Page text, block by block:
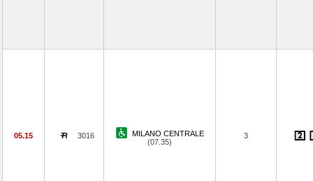
05.15 3016
MILANO CENTRALE
(07.35)
3